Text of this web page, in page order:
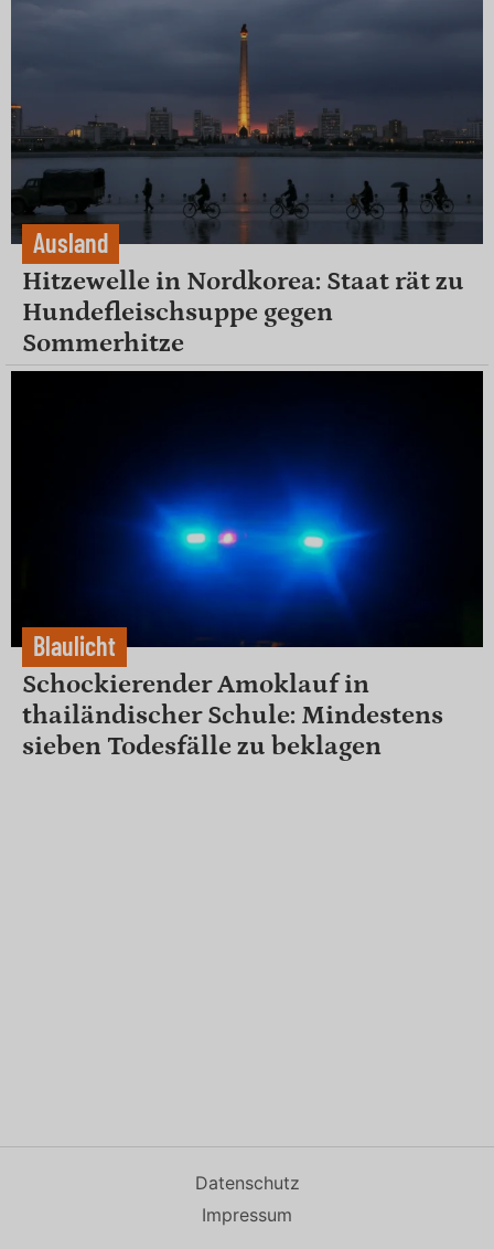
Ausland
Hitzewelle in Nordkorea: Staat rät zu
Hundefleischsuppe gegen
Sommerhitze
Blaulicht
Schockierender Amoklauf in
thailändischer Schule: Mindestens
sieben Todesfälle zu beklagen
Datenschutz
Impressum